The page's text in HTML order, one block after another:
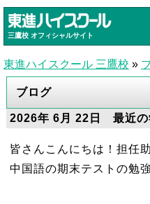
三鷹校 オフィシャルサイト
東進ハイスクール 三鷹校 »
ブログ
2026年 6月 22日 最近の
皆さんこんにちは！担任
中国語の期末テストの勉